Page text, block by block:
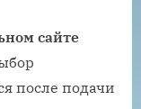
сайте
после подачи